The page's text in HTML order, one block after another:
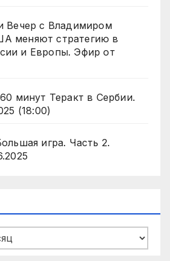
Вечер с Владимиром
меняют стратегию в
и Европы. Эфир от
60 минут Теракт в Сербии.
(18:00)
игра. Часть 2.